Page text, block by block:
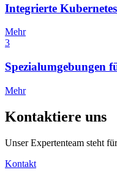
Integrierte
Mehr
3
Spezialumgebungen
Mehr
Kontaktiere uns
Unser Expertenteam steht
Kontakt